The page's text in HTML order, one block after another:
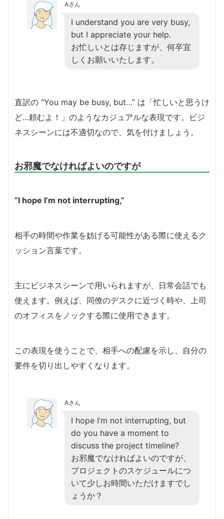
Aさん
I understand you are very busy,
but I appreciate your help.
お忙しいとは存じますが、何卒宜
しくお願いいたします。
直訳の “You may be busy, but…” は「忙しいと思うけ
ど…頼むよ！」のようなカジュアルな表現です。ビジ
ネスシーンには不適切なので、気を付けましょう。
お邪魔でなければよいのですが
“I hope I’m not interrupting,”
相手の時間や作業を妨げる可能性がある際に使えるク
ッション言葉です。
主にビジネスシーンで用いられますが、日常会話でも
使えます。例えば、同僚のデスクに近づく時や、上司
のオフィスをノックする際に使用できます。
この表現を使うことで、相手への配慮を示し、自分の
要件を切り出しやすくなります。
Aさん
I hope I’m not interrupting, but
do you have a moment to
discuss the project timeline?
お邪魔でなければよいのですが、
プロジェクトのスケジュールにつ
いて少しお時間いただけますでし
ょうか？